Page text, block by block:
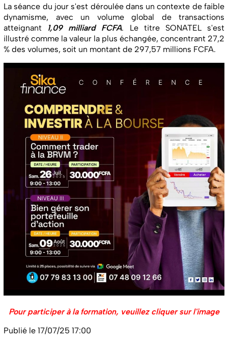
La séance du jour s'est déroulée dans un contexte de faible
dynamisme, avec un volume global de transactions
atteignant 1,09 milliard FCFA. Le titre SONATEL s'est
illustré comme la valeur la plus échangée, concentrant 27,2
% des volumes, soit un montant de 297,57 millions FCFA.
Pour participer à la formation, veuillez cliquer sur l'image
Publié le 17/07/25 17:00